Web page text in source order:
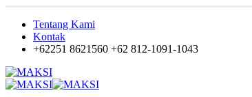
Tentang Kami
Kontak
+62251 8621560 +62 812-1091-1043